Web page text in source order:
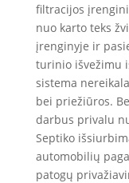
filtracijos
nuo karto teks
įrenginyje ir
turinio išvežimu
sistema
bei priežiūros.
darbus privalu
Septiko
automobilių
patogų